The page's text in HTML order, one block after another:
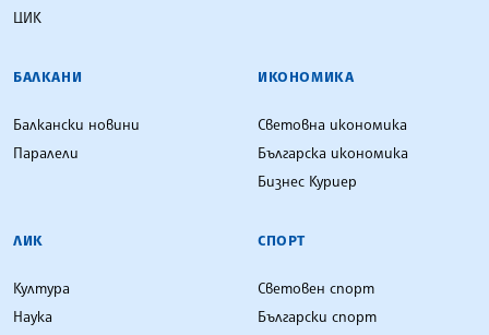
ЦИК
БАЛКАНИ
Балкански новини
Паралели
ИКОНОМИКА
Световна икономика
Българска икономика
Бизнес Куриер
ЛИК
Култура
Наука
СПОРТ
Световен спорт
Български спорт